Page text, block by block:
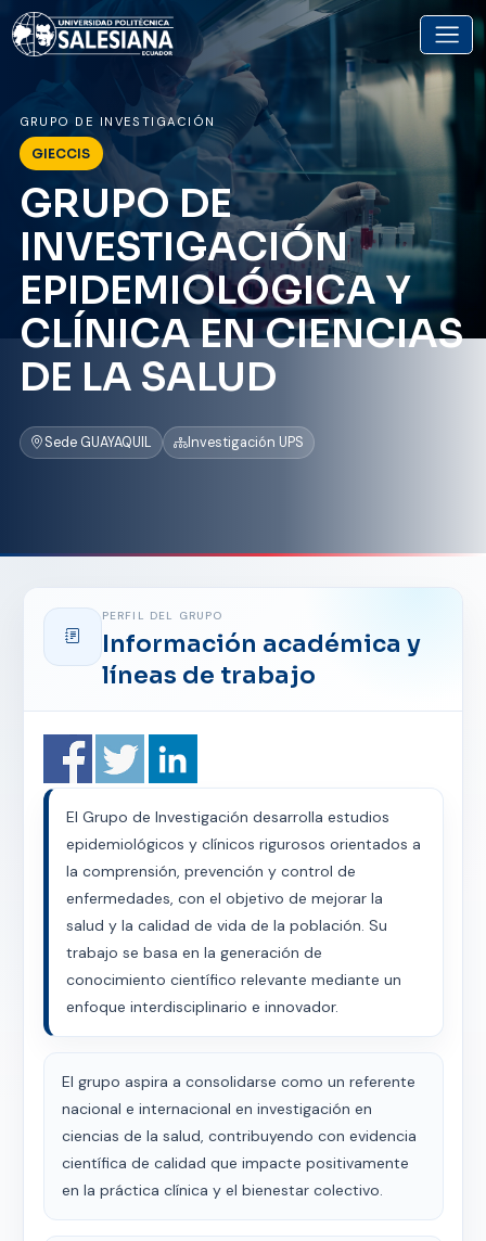
GRUPO DE INVESTIGACIÓN
GIECCIS
GRUPO DE
INVESTIGACIÓN
EPIDEMIOLÓGICA Y
CLÍNICA EN CIENCIAS
DE LA SALUD
Sede GUAYAQUIL Investigación UPS
PERFIL DEL GRUPO
Información académica y
líneas de trabajo
El Grupo de Investigación desarrolla estudios
epidemiológicos y clínicos rigurosos orientados a
la comprensión, prevención y control de
enfermedades, con el objetivo de mejorar la
salud y la calidad de vida de la población. Su
trabajo se basa en la generación de
conocimiento científico relevante mediante un
enfoque interdisciplinario e innovador.
El grupo aspira a consolidarse como un referente
nacional e internacional en investigación en
ciencias de la salud, contribuyendo con evidencia
científica de calidad que impacte positivamente
en la práctica clínica y el bienestar colectivo.